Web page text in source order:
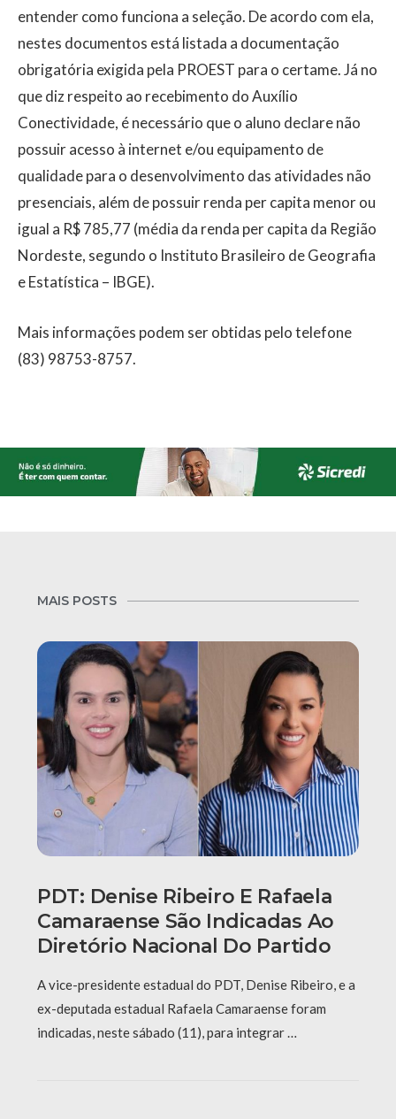
entender como funciona a seleção. De acordo com ela,
nestes documentos está listada a documentação
obrigatória exigida pela PROEST para o certame. Já no
que diz respeito ao recebimento do Auxílio
Conectividade, é necessário que o aluno declare não
possuir acesso à internet e/ou equipamento de
qualidade para o desenvolvimento das atividades não
presenciais, além de possuir renda per capita menor ou
igual a R$ 785,77 (média da renda per capita da Região
Nordeste, segundo o Instituto Brasileiro de Geografia
e Estatística – IBGE).
Mais informações podem ser obtidas pelo telefone
(83) 98753-8757.
MAIS POSTS
PDT: Denise Ribeiro E Rafaela
Camaraense São Indicadas Ao
Diretório Nacional Do Partido
A vice-presidente estadual do PDT, Denise Ribeiro, e a
ex-deputada estadual Rafaela Camaraense foram
indicadas, neste sábado (11), para integrar …